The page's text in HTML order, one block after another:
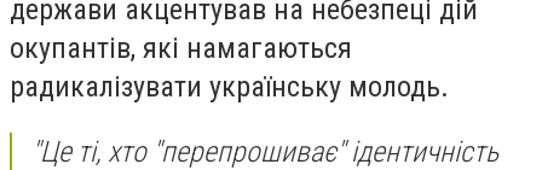
держави акцентував на небезпеці дій
окупантів, які намагаються
радикалізувати українську молодь.
"Це ті, хто "перепрошиває" ідентичність